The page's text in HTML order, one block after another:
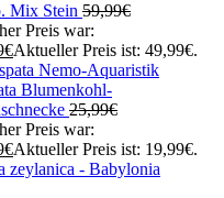
Mix Stein 59,99€
Preis war:
€Aktueller Preis ist: 49,99€.
Blumenkohl-
25,99€
Preis war:
€Aktueller Preis ist: 19,99€.